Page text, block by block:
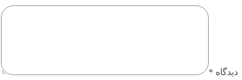
دیدگاه *